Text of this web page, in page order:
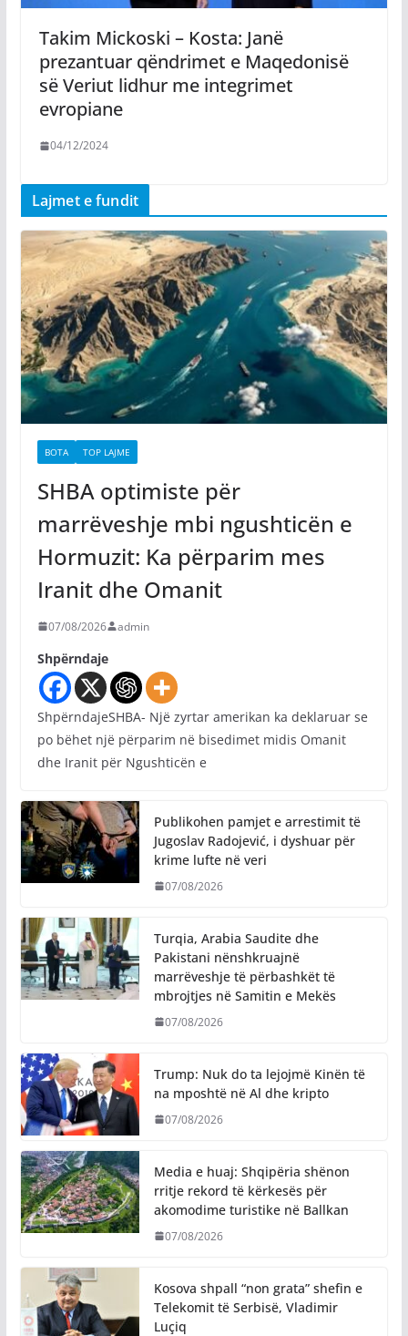
Takim Mickoski – Kosta: Janë
prezantuar qëndrimet e Maqedonisë
së Veriut lidhur me integrimet
evropiane
04/12/2024
Lajmet e fundit
BOTA TOP LAJME
SHBA optimiste për
marrëveshje mbi ngushticën e
Hormuzit: Ka përparim mes
Iranit dhe Omanit
07/08/2026 admin
Shpërndaje
ShpërndajeSHBA- Një zyrtar amerikan ka deklaruar se
po bëhet një përparim në bisedimet midis Omanit
dhe Iranit për Ngushticën e
Publikohen pamjet e arrestimit të
Jugoslav Radojević, i dyshuar për
krime lufte në veri
07/08/2026
Turqia, Arabia Saudite dhe
Pakistani nënshkruajnë
marrëveshje të përbashkët të
mbrojtjes në Samitin e Mekës
07/08/2026
Trump: Nuk do ta lejojmë Kinën të
na mposhtë në Al dhe kripto
07/08/2026
Media e huaj: Shqipëria shënon
rritje rekord të kërkesës për
akomodime turistike në Ballkan
07/08/2026
Kosova shpall “non grata” shefin e
Telekomit të Serbisë, Vladimir
Luçiq